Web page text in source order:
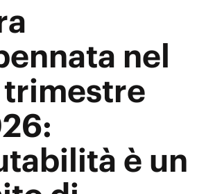
nel
è un